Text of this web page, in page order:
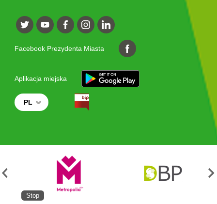
Facebook Prezydenta Miasta
Aplikacja miejska
PL
Stop